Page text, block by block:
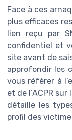
Face à ces
plus efficaces
lien reçu par
confidentiel et
site avant de
approfondir les
vous référer à
et de l’ACPR
détaille les
profil des